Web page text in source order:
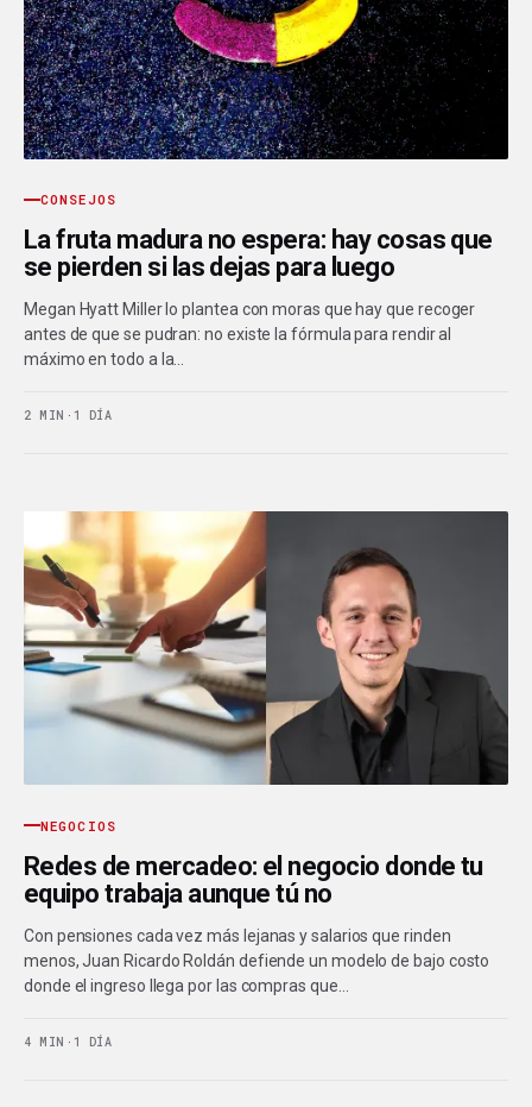
CONSEJOS
La fruta madura no espera: hay cosas que
se pierden si las dejas para luego
Megan Hyatt Miller lo plantea con moras que hay que recoger
antes de que se pudran: no existe la fórmula para rendir al
máximo en todo a la…
2 MIN · 1 DÍA
NEGOCIOS
Redes de mercadeo: el negocio donde tu
equipo trabaja aunque tú no
Con pensiones cada vez más lejanas y salarios que rinden
menos, Juan Ricardo Roldán defiende un modelo de bajo costo
donde el ingreso llega por las compras que…
4 MIN · 1 DÍA